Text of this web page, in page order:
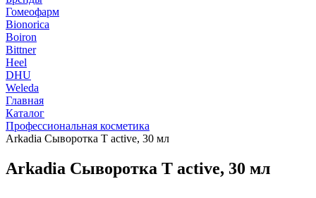
Гомеофарм
Bionorica
Boiron
Bittner
Heel
DHU
Weleda
Главная
Каталог
Профессиональная косметика
Arkadia Сыворотка T active, 30 мл
Arkadia Сыворотка T active, 30 мл